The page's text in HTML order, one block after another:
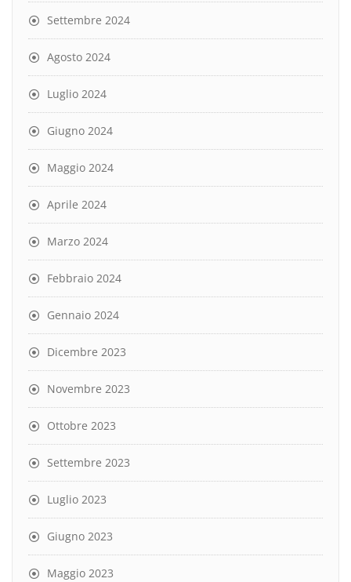
Settembre 2024
Agosto 2024
Luglio 2024
Giugno 2024
Maggio 2024
Aprile 2024
Marzo 2024
Febbraio 2024
Gennaio 2024
Dicembre 2023
Novembre 2023
Ottobre 2023
Settembre 2023
Luglio 2023
Giugno 2023
Maggio 2023